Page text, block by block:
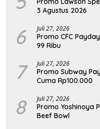
3 Agustus 2026
6 Juli 27, 2026
Promo CFC
99 Ribu
7 Juli 27, 2026
Promo Subway
Cuma Rp100.000
8 Juli 27, 2026
Promo Yoshinoya
Beef Bowl